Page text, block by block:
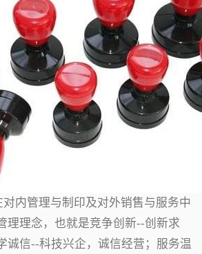
内管理与制印及对外销售与服务中
理理念，也就是竞争创新--创新求
诚信--科技兴企，诚信经营；服务温